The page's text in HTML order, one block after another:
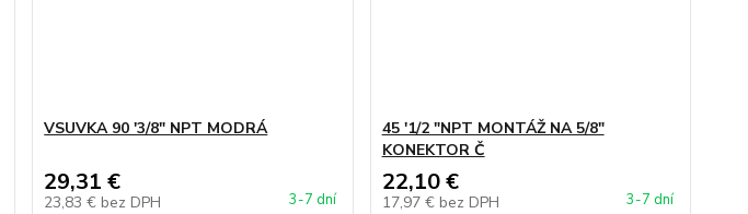
VSUVKA 90 '3/8" NPT MODRÁ
29,31 €
23,83 € bez DPH 3-7 dní
45 '1/2 "NPT MONTÁŽ NA 5/8"
KONEKTOR Č
22,10 €
17,97 € bez DPH 3-7 dní